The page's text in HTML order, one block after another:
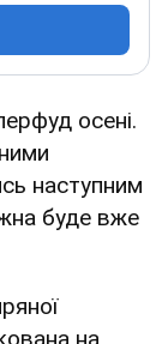
осені.
наступним
буде вже